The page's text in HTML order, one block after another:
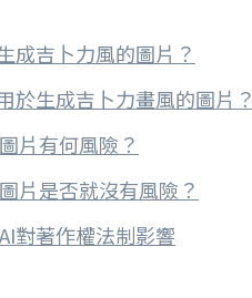
成吉卜力風的圖片？
於生成吉卜力畫風的圖片？
片有何風險？
片是否就沒有風險？
對著作權法制影響